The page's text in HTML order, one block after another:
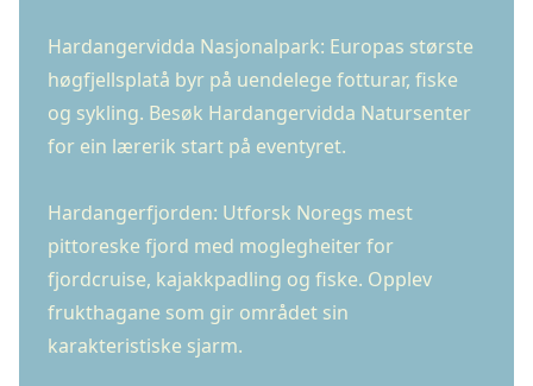
Hardangervidda Nasjonalpark: Europas største
høgfjellsplatå byr på uendelege fotturar, fiske
og sykling. Besøk Hardangervidda Natursenter
for ein lærerik start på eventyret.
Hardangerfjorden: Utforsk Noregs mest
pittoreske fjord med moglegheiter for
fjordcruise, kajakkpadling og fiske. Opplev
frukthagane som gir området sin
karakteristiske sjarm.